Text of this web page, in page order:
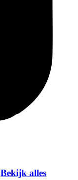
Bekijk alles